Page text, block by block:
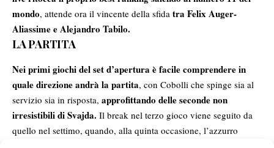
mondo, attende ora il vincente della sfida tra Felix Auger-
Aliassime e Alejandro Tabilo.
LA PARTITA
Nei primi giochi del set d’apertura è facile comprendere in
quale direzione andrà la partita, con Cobolli che spinge sia al
servizio sia in risposta, approfittando delle seconde non
irresistibili di Svajda. Il break nel terzo gioco viene seguito da
quello nel settimo, quando, alla quinta occasione, l’azzurro